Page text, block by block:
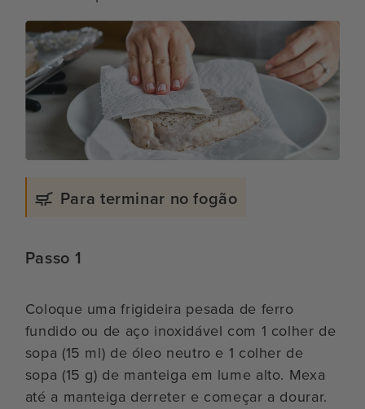
Para terminar no fogão
Passo 1
Coloque uma frigideira pesada de ferro
fundido ou de aço inoxidável com 1 colher de
sopa (15 ml) de óleo neutro e 1 colher de
sopa (15 g) de manteiga em lume alto. Mexa
até a manteiga derreter e começar a dourar.